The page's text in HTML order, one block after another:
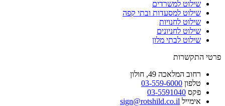
שילוט למשרדים
שילוט למסעדות ובתי קפה
שילוט לחנויות
שילוט לחניונים
שילוט לבתי מלון
פרטי התקשרות
רחוב המלאכה 49, חולון
טלפון 03-559-6000
פקס 03-5591040
אימייל sign@rotshild.co.il